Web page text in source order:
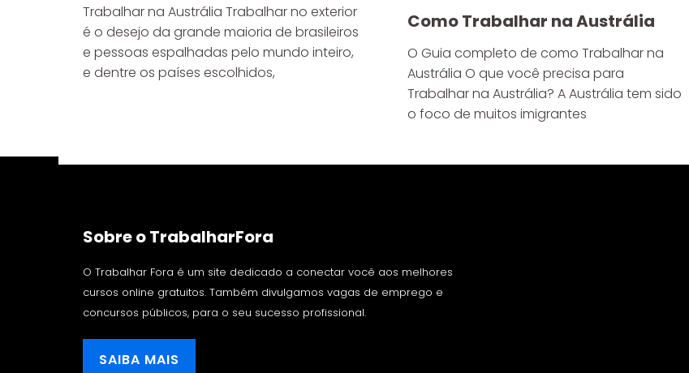
Trabalhar na Austrália Trabalhar no exterior
é o desejo da grande maioria de brasileiros
e pessoas espalhadas pelo mundo inteiro,
e dentre os países escolhidos,
Como Trabalhar na Austrália
O Guia completo de como Trabalhar na
Austrália O que você precisa para
Trabalhar na Austrália? A Austrália tem sido
o foco de muitos imigrantes
Sobre o TrabalharFora
O Trabalhar Fora é um site dedicado a conectar você aos melhores
cursos online gratuitos. Também divulgamos vagas de emprego e
concursos públicos, para o seu sucesso profissional.
SAIBA MAIS